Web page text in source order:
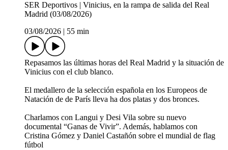
SER Deportivos | Vinicius, en la rampa de salida del Real
Madrid (03/08/2026)
03/08/2026
55 min
Repasamos las últimas horas del Real Madrid y la situación de
Vinicius con el club blanco.
El medallero de la selección española en los Europeos de
Natación de de París lleva ha dos platas y dos bronces.
Charlamos con Langui y Desi Vila sobre su nuevo
documental “Ganas de Vivir”. Además, hablamos con
Cristina Gómez y Daniel Castañón sobre el mundial de flag
fútbol